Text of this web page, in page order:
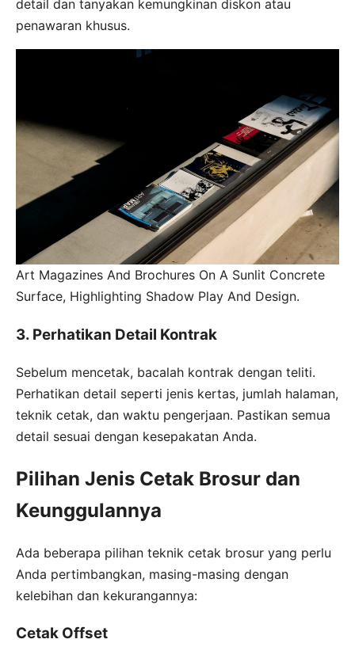
detail dan tanyakan kemungkinan diskon atau
penawaran khusus.
Art Magazines And Brochures On A Sunlit Concrete
Surface, Highlighting Shadow Play And Design.
3. Perhatikan Detail Kontrak
Sebelum mencetak, bacalah kontrak dengan teliti.
Perhatikan detail seperti jenis kertas, jumlah halaman,
teknik cetak, dan waktu pengerjaan. Pastikan semua
detail sesuai dengan kesepakatan Anda.
Pilihan Jenis Cetak Brosur dan
Keunggulannya
Ada beberapa pilihan teknik cetak brosur yang perlu
Anda pertimbangkan, masing-masing dengan
kelebihan dan kekurangannya:
Cetak Offset